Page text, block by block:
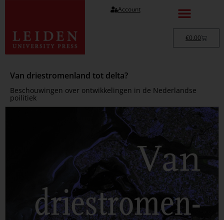
Account
€0.00
Van driestromenland tot delta?
Beschouwingen over ontwikkelingen in de Nederlandse
poilitiek